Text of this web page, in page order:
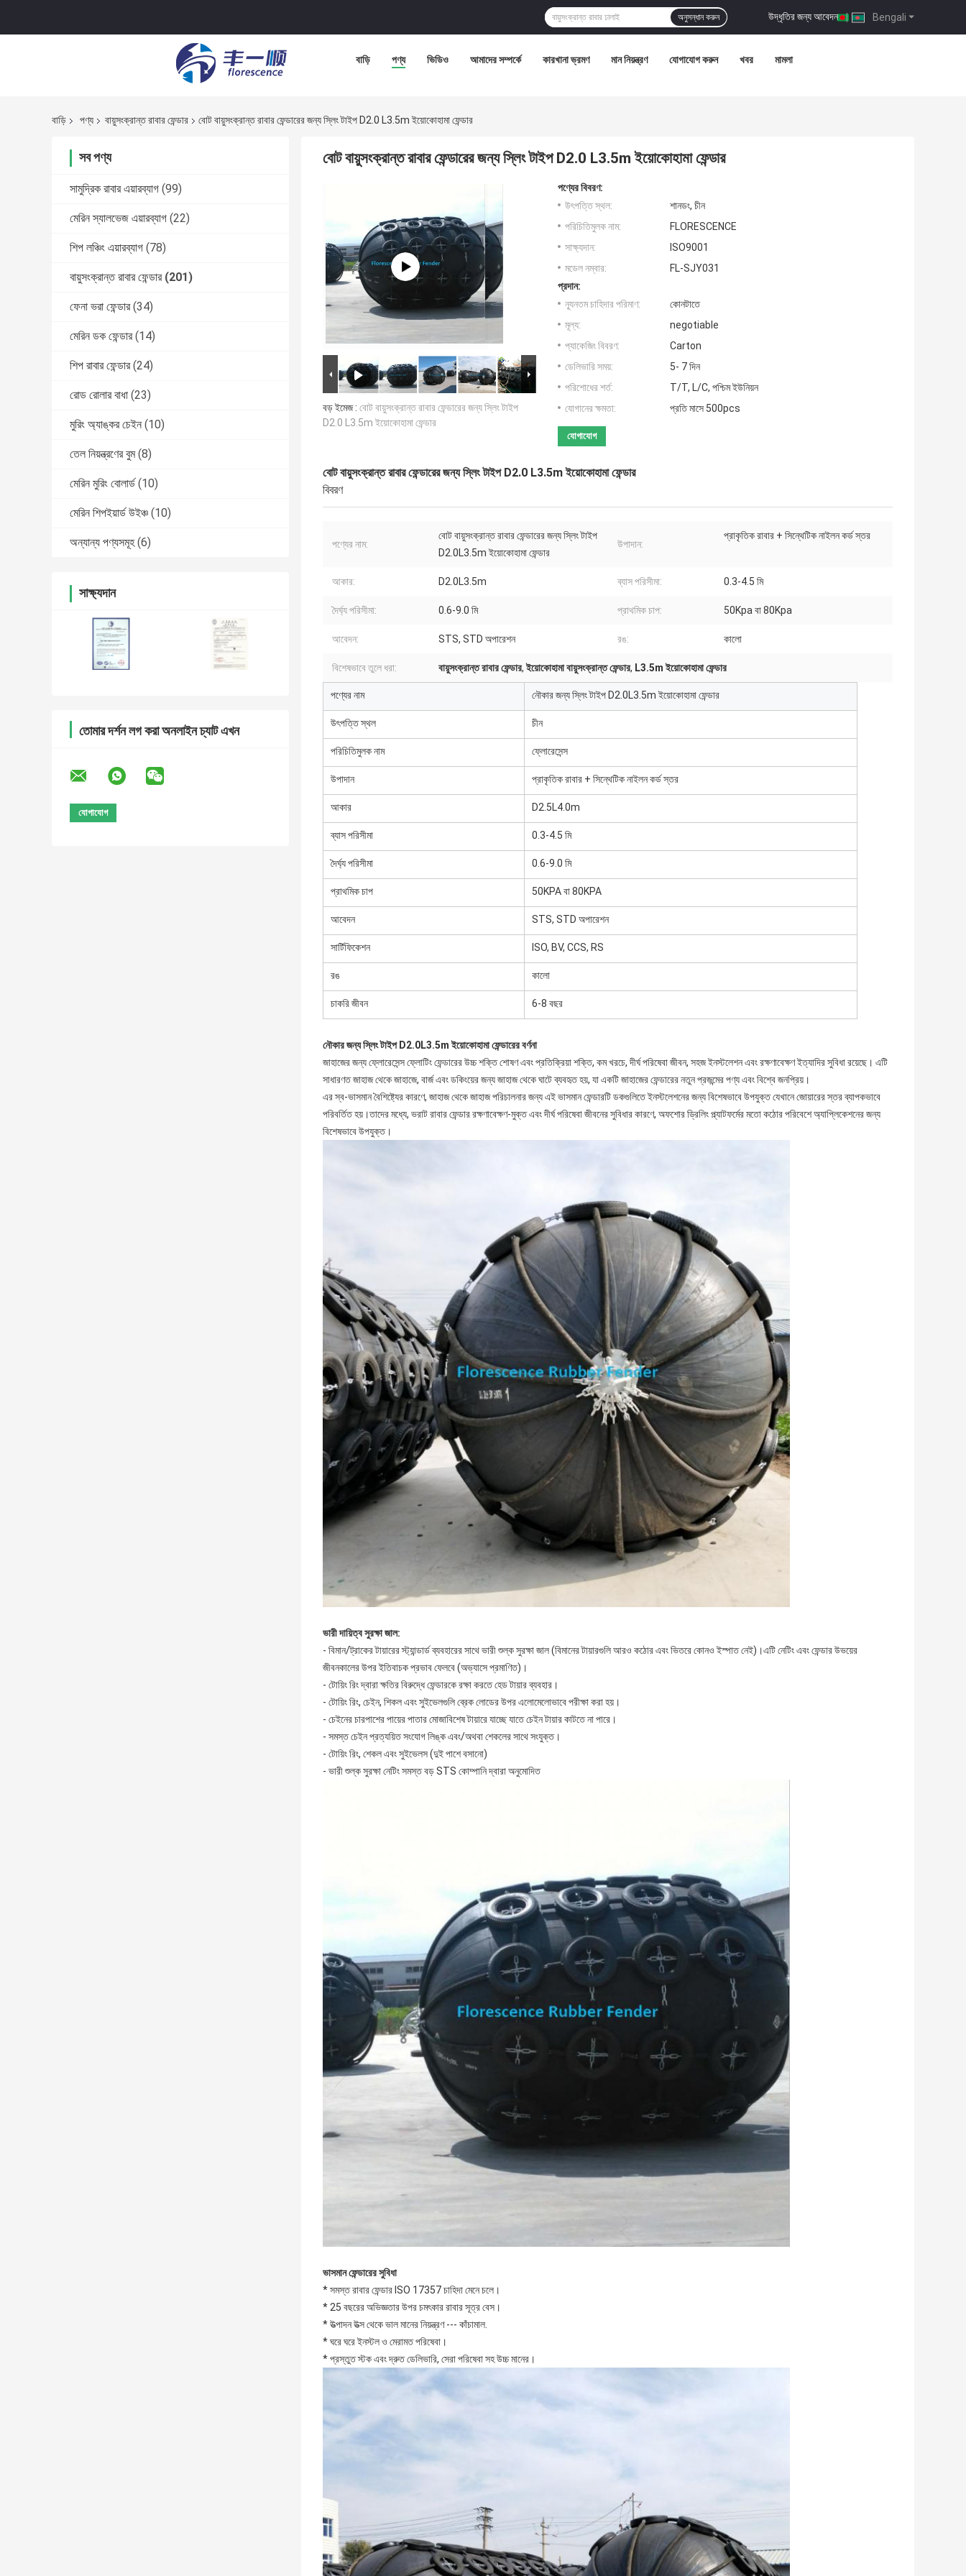
Bengali
উদ্ধৃতির জন্য আবেদন |
অনুসন্ধান করুন
বাড়ি পণ্য ভিডিও আমাদের সম্পর্কে কারখানা ভ্রমণ মান নিয়ন্ত্রণ যোগাযোগ করুন খবর মামলা
বাড়ি পণ্য বায়ুসংক্রান্ত রাবার ফেন্ডার বোট বায়ুসংক্রান্ত রাবার ফেন্ডারের জন্য স্লিং টাইপ D2.0 L3.5m ইয়োকোহামা ফেন্ডার
সব পণ্য
সামুদ্রিক রাবার এয়ারব্যাগ (99)
মেরিন স্যালভেজ এয়ারব্যাগ (22)
শিপ লঞ্চিং এয়ারব্যাগ (78)
বায়ুসংক্রান্ত রাবার ফেন্ডার (201)
ফেনা ভরা ফেন্ডার (34)
মেরিন ডক ফেন্ডার (14)
শিপ রাবার ফেন্ডার (24)
রোড রোলার বাধা (23)
মুরিং অ্যাঙ্কর চেইন (10)
তেল নিয়ন্ত্রণের বুম (8)
মেরিন মুরিং বোলার্ড (10)
মেরিন শিপইয়ার্ড উইঞ্চ (10)
অন্যান্য পণ্যসমূহ (6)
সাক্ষ্যদান
তোমার দর্শন লগ করা অনলাইন চ্যাট এখন
বোট বায়ুসংক্রান্ত রাবার ফেন্ডারের জন্য স্লিং টাইপ D2.0 L3.5m ইয়োকোহামা ফেন্ডার
বড় ইমেজ : বোট বায়ুসংক্রান্ত রাবার ফেন্ডারের জন্য স্লিং টাইপ
D2.0 L3.5m ইয়োকোহামা ফেন্ডার
পণ্যের বিবরণ:
উৎপত্তি স্থল:
শানডং, চীন
পরিচিতিমুলক নাম:
FLORESCENCE
সাক্ষ্যদান:
ISO9001
মডেল নম্বার:
FL-SJY031
প্রদান:
ন্যূনতম চাহিদার পরিমাণ:
কোনটাতে
মূল্য:
negotiable
প্যাকেজিং বিবরণ:
Carton
ডেলিভারি সময়:
5- 7 দিন
পরিশোধের শর্ত:
T/T, L/C, পশ্চিম ইউনিয়ন
যোগানের ক্ষমতা:
প্রতি মাসে 500pcs
যোগাযোগ
বোট বায়ুসংক্রান্ত রাবার ফেন্ডারের জন্য স্লিং টাইপ D2.0 L3.5m ইয়োকোহামা ফেন্ডার
বিবরণ
পণ্যের নাম:
বোট বায়ুসংক্রান্ত রাবার ফেন্ডারের জন্য স্লিং টাইপ
D2.0L3.5m ইয়োকোহামা ফেন্ডার
উপাদান:
প্রাকৃতিক রাবার + সিন্থেটিক নাইলন কর্ড স্তর
আকার: D2.0L3.5m ব্যাস পরিসীমা: 0.3-4.5 মি
দৈর্ঘ্য পরিসীমা: 0.6-9.0 মি প্রাথমিক চাপ: 50Kpa বা 80Kpa
আবেদন: STS, STD অপারেশন রঙ: কালো
বিশেষভাবে তুলে ধরা: বায়ুসংক্রান্ত রাবার ফেন্ডার,ইয়োকোহামা বায়ুসংক্রান্ত ফেন্ডার, L3.5m ইয়োকোহামা ফেন্ডার
পণ্যের নাম নৌকার জন্য স্লিং টাইপ D2.0L3.5m ইয়োকোহামা ফেন্ডার
উৎপত্তি স্থল চীন
পরিচিতিমুলক নাম ফ্লোরেসেন্স
উপাদান প্রাকৃতিক রাবার + সিন্থেটিক নাইলন কর্ড স্তর
আকার D2.5L4.0m
ব্যাস পরিসীমা 0.3-4.5 মি
দৈর্ঘ্য পরিসীমা 0.6-9.0 মি
প্রাথমিক চাপ 50KPA বা 80KPA
আবেদন STS, STD অপারেশন
সার্টিফিকেশন ISO, BV, CCS, RS
রঙ কালো
চাকরি জীবন 6-8 বছর
নৌকার জন্য স্লিং টাইপ D2.0L3.5m ইয়োকোহামা ফেন্ডারের বর্ণনা
জাহাজের জন্য ফ্লোরেসেন্স ফ্লোটিং ফেন্ডারের উচ্চ শক্তি শোষণ এবং প্রতিক্রিয়া শক্তি, কম খরচে, দীর্ঘ পরিষেবা জীবন, সহজ ইনস্টলেশন এবং রক্ষণাবেক্ষণ ইত্যাদির সুবিধা রয়েছে। এটি
সাধারণত জাহাজ থেকে জাহাজে, বার্জ এবং ডকিংয়ের জন্য জাহাজ থেকে ঘাটে ব্যবহৃত হয়, যা একটি জাহাজের ফেন্ডারের নতুন প্রজন্মের পণ্য এবং বিশ্বে জনপ্রিয়।
এর স্ব-ভাসমান বৈশিষ্ট্যের কারণে, জাহাজ থেকে জাহাজ পরিচালনার জন্য এই ভাসমান ফেন্ডারটি ডকগুলিতে ইনস্টলেশনের জন্য বিশেষভাবে উপযুক্ত যেখানে জোয়ারের স্তর ব্যাপকভাবে
পরিবর্তিত হয়।তাদের মধ্যে, ভরাট রাবার ফেন্ডার রক্ষণাবেক্ষণ-মুক্ত এবং দীর্ঘ পরিষেবা জীবনের সুবিধার কারণে, অফশোর ড্রিলিং প্ল্যাটফর্মের মতো কঠোর পরিবেশে অ্যাপ্লিকেশনের জন্য
বিশেষভাবে উপযুক্ত।
ভারী দায়িত্ব সুরক্ষা জাল:
- বিমান/ট্রাকের টায়ারের স্ট্যান্ডার্ড ব্যবহারের সাথে ভারী শুল্ক সুরক্ষা জাল (বিমানের টায়ারগুলি আরও কঠোর এবং ভিতরে কোনও ইস্পাত নেই)।এটি নেটিং এবং ফেন্ডার উভয়ের
জীবনকালের উপর ইতিবাচক প্রভাব ফেলবে (অভ্যাসে প্রমাণিত)।
- টোয়িং রিং দ্বারা ক্ষতির বিরুদ্ধে ফেন্ডারকে রক্ষা করতে হেড টায়ার ব্যবহার।
- টোয়িং রিং, চেইন, শিকল এবং সুইভেলগুলি ব্রেক লোডের উপর এলোমেলোভাবে পরীক্ষা করা হয়।
- চেইনের চারপাশের পায়ের পাতার মোজাবিশেষ টায়ারে যাচ্ছে যাতে চেইন টায়ার কাটতে না পারে।
- সমস্ত চেইন প্রত্যয়িত সংযোগ লিঙ্ক এবং/অথবা শেকলের সাথে সংযুক্ত।
- টোয়িং রিং, শেকল এবং সুইভেলস (দুই পাশে বসানো)
- ভারী শুল্ক সুরক্ষা নেটিং সমস্ত বড় STS কোম্পানি দ্বারা অনুমোদিত
ভাসমান ফেন্ডারের সুবিধা
* সমস্ত রাবার ফেন্ডার ISO 17357 চাহিদা মেনে চলে।
* 25 বছরের অভিজ্ঞতার উপর চমৎকার রাবার সূত্র বেস।
* উত্পাদন উত্স থেকে ভাল মানের নিয়ন্ত্রণ --- কাঁচামাল.
* ঘরে ঘরে ইনস্টল ও মেরামত পরিষেবা।
* প্রস্তুত স্টক এবং দ্রুত ডেলিভারি, সেরা পরিষেবা সহ উচ্চ মানের।